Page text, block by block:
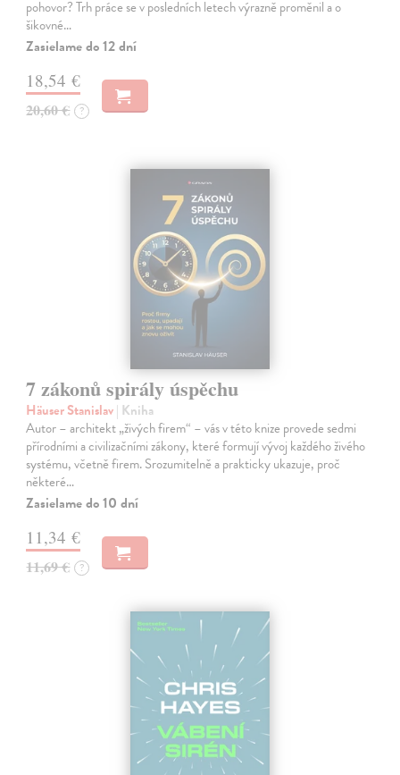
pohovor? Trh práce se v posledních letech výrazně proměnil a o
šikovné…
Zasielame do 12 dní
18,54 €
20,60 € ?
7 zákonů spirály úspěchu
Häuser Stanislav| Kniha
Autor – architekt „živých firem“ – vás v této knize provede sedmi
přírodními a civilizačními zákony, které formují vývoj každého živého
systému, včetně firem. Srozumitelně a prakticky ukazuje, proč
některé…
Zasielame do 10 dní
11,34 €
11,69 € ?